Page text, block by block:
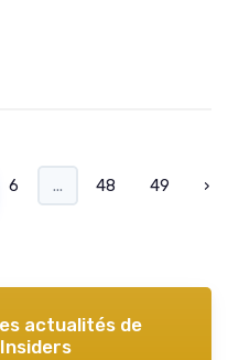
6 ... 48 49 ›
actualités de